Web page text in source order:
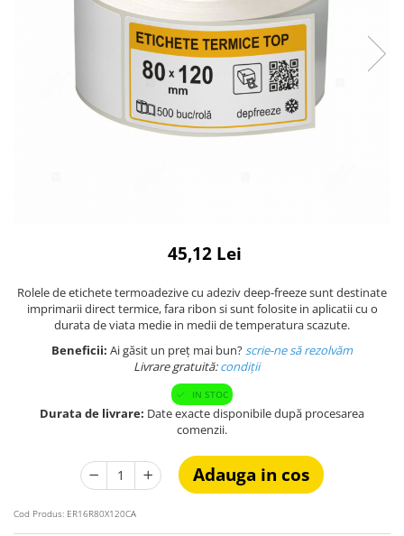
Pungi curierat
Pungi coloane de aer
45,12 Lei
Rolele de etichete termoadezive cu adeziv deep-freeze sunt destinate
imprimarii direct termice, fara ribon si sunt folosite in aplicatii cu o
durata de viata medie in medii de temperatura scazute.
Beneficii: Ai găsit un preț mai bun?scrie-ne să rezolvăm
Livrare gratuită:condiții
IN STOC
Durata de livrare: Date exacte disponibile după procesarea
comenzii.
Adauga in cos
Cod Produs: ER16R80X120CA